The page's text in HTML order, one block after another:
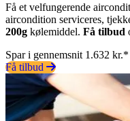
Få et velfungerende
aircondition serviceres,
200g kølemiddel. Få tilbud
Spar i gennemsnit 1.632 kr.*
Få tilbud